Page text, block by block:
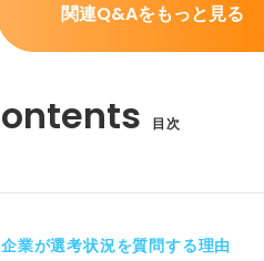
関連Q&Aをもっと見る
目次
企業が選考状況を質問する理由